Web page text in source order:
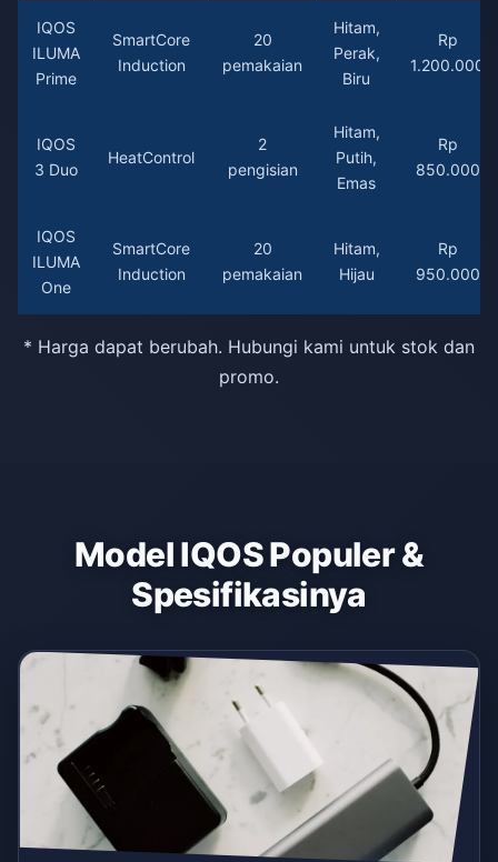
IQOS
ILUMA
Prime
SmartCore
Induction
20
pemakaian
Hitam,
Perak,
Biru
Rp
1.200.000
IQOS
3 Duo
HeatControl
2
pengisian
Hitam,
Putih,
Emas
Rp
850.000
IQOS
ILUMA
One
SmartCore
Induction
20
pemakaian
Hitam,
Hijau
Rp
950.000
* Harga dapat berubah. Hubungi kami untuk stok dan
promo.
Model IQOS Populer &
Spesifikasinya